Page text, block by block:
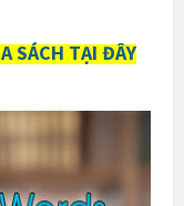
SÁCH TẠI ĐÂY